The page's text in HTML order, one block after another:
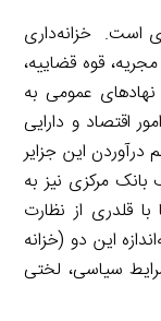
است. خزانه‌داری
قوه قضاییه،
عمومی به
اقتصاد و دارایی
درآوردن این جزایر
مرکزی نیز به
قلدری از نظارت
این دو (خزانه
سیاسی، لختی